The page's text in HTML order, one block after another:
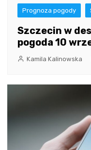
Prognoza pogody
Szczecin w
pogoda 10
Kamila Kalinowska